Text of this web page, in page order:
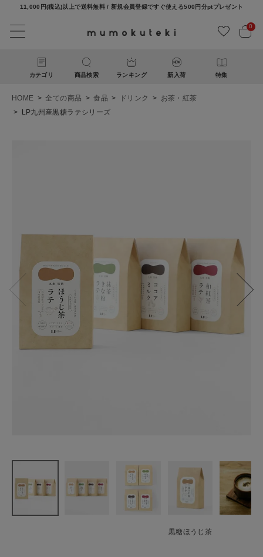
11,000円(税込)以上で送料無料 / 新規会員登録ですぐ使える500円分ptプレゼント
0
カテゴリ 商品検索 ランキング 新入荷 特集
新規会員登録
HOME 全ての商品 食品 ドリンク
お茶・紅茶
LP九州産黒糖ラテシリーズ
黒糖ほうじ茶